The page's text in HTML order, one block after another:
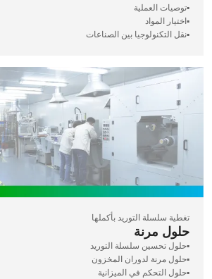
▪️توصيات العملية
▪️اختيار المواد
▪️نقل التكنولوجيا بين الصناعات
تغطية سلسلة التوريد بأكملها
حلول مرنة
▪️حلول تحسين سلسلة التوريد
▪️حلول مرنة لدوران المخزون
▪️حلول التحكم في الميزانية